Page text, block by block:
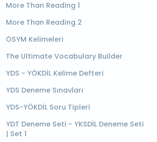
More Than Reading 1
More Than Reading 2
ÖSYM Kelimeleri
The Ultimate Vocabulary Builder
YDS - YÖKDİL Kelime Defteri
YDS Deneme Sınavları
YDS-YÖKDİL Soru Tipleri
YDT Deneme Seti - YKSDİL Deneme Seti
| Set 1